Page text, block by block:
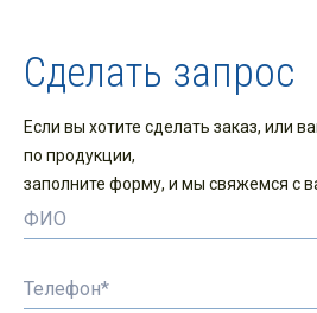
Сделать запрос
Если вы хотите сделать заказ, или
по продукции,
заполните форму, и мы свяжемся с